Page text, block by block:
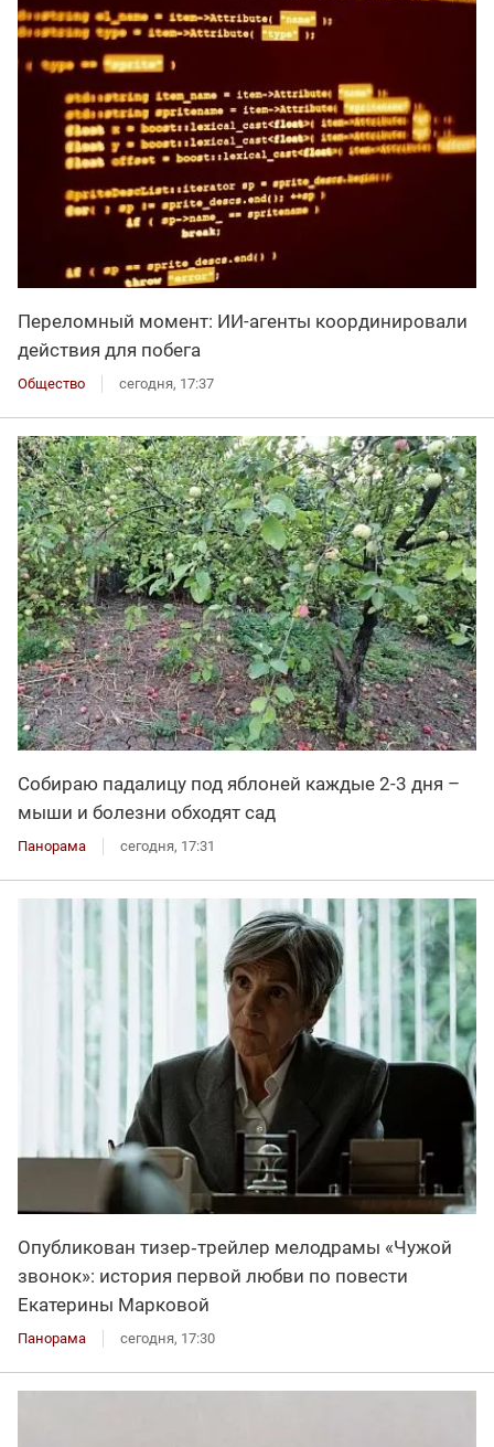
Переломный момент: ИИ-агенты координировали
действия для побега
Общество сегодня, 17:37
Собираю падалицу под яблоней каждые 2-3 дня –
мыши и болезни обходят сад
Панорама сегодня, 17:31
Опубликован тизер‑трейлер мелодрамы «Чужой
звонок»: история первой любви по повести
Екатерины Марковой
Панорама сегодня, 17:30